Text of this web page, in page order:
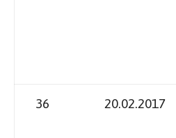
36 20.02.2017